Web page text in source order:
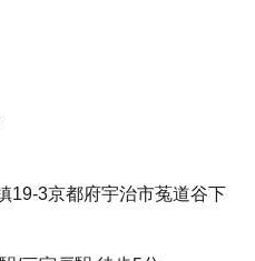
19-3京都府宇治市菟道谷下